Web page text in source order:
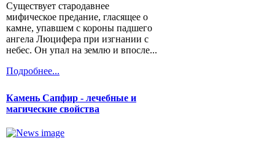
Существует стародавнее
мифическое предание, гласящее о
камне, упавшем с короны падшего
ангела Люцифера при изгнании с
небес. Он упал на землю и впосле...
Подробнее...
Камень Сапфир - лечебные и
магические свойства